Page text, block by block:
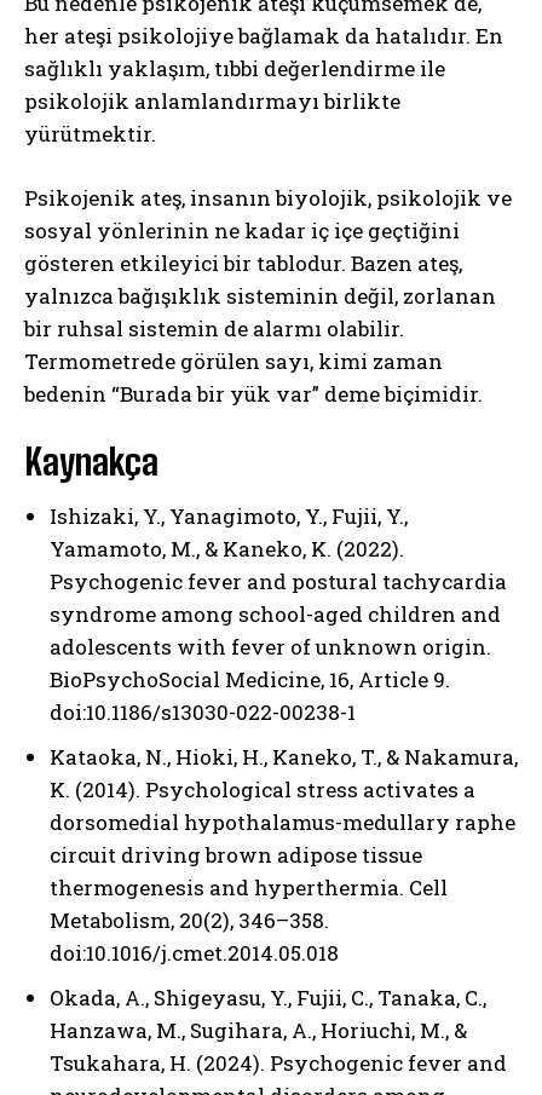
ABONE OL
Gizlilik politikasınıokudum, onaylıyorum.
her ateşi psikolojiye bağlamak da hatalıdır. En
sağlıklı yaklaşım, tıbbi değerlendirme ile
psikolojik anlamlandırmayı birlikte
yürütmektir.
Psikojenik ateş, insanın biyolojik, psikolojik ve
sosyal yönlerinin ne kadar iç içe geçtiğini
gösteren etkileyici bir tablodur. Bazen ateş,
yalnızca bağışıklık sisteminin değil, zorlanan
bir ruhsal sistemin de alarmı olabilir.
Termometrede görülen sayı, kimi zaman
bedenin “Burada bir yük var” deme biçimidir.
Kaynakça
Ishizaki, Y., Yanagimoto, Y., Fujii, Y.,
Yamamoto, M., & Kaneko, K. (2022).
Psychogenic fever and postural tachycardia
syndrome among school-aged children and
adolescents with fever of unknown origin.
BioPsychoSocial Medicine, 16, Article 9.
doi:10.1186/s13030-022-00238-1
Kataoka, N., Hioki, H., Kaneko, T., & Nakamura,
K. (2014). Psychological stress activates a
dorsomedial hypothalamus-medullary raphe
circuit driving brown adipose tissue
thermogenesis and hyperthermia. Cell
Metabolism, 20(2), 346–358.
doi:10.1016/j.cmet.2014.05.018
Okada, A., Shigeyasu, Y., Fujii, C., Tanaka, C.,
Hanzawa, M., Sugihara, A., Horiuchi, M., &
Tsukahara, H. (2024). Psychogenic fever and